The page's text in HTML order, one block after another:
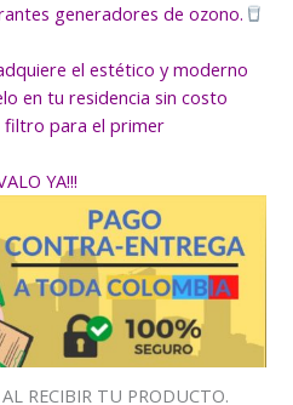
generadores de ozono.
el estético y moderno
en tu residencia sin costo
filtro para el primer
YA!!!
RECIBIR TU PRODUCTO.